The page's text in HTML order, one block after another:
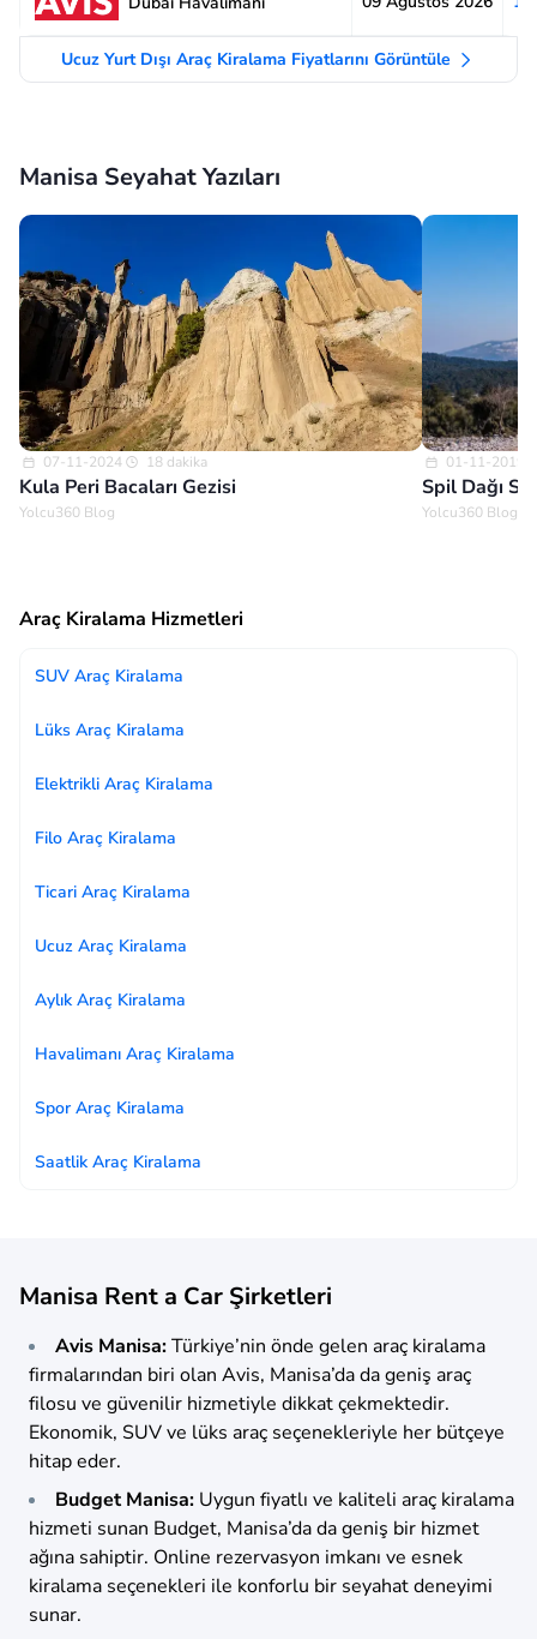
Ucuz Yurt Dışı Araç Kiralama Fiyatlarını Görüntüle
Manisa Seyahat Yazıları
07-11-2024 18 dakika
Kula Peri Bacaları Gezisi
Yolcu360 Blog
01-11-2019
Spil Dağı
Yolcu360 Blog
Araç Kiralama Hizmetleri
SUV Araç Kiralama
Lüks Araç Kiralama
Elektrikli Araç Kiralama
Filo Araç Kiralama
Ticari Araç Kiralama
Ucuz Araç Kiralama
Aylık Araç Kiralama
Havalimanı Araç Kiralama
Spor Araç Kiralama
Saatlik Araç Kiralama
Manisa Rent a Car Şirketleri
Avis Manisa:Türkiye’nin önde gelen araç kiralama
firmalarından biri olan Avis, Manisa’da da geniş araç
filosu ve güvenilir hizmetiyle dikkat çekmektedir.
Ekonomik, SUV ve lüks araç seçenekleriyle her bütçeye
hitap eder.
Budget Manisa: Uygun fiyatlı ve kaliteli araç kiralama
hizmeti sunan Budget, Manisa’da da geniş bir hizmet
ağına sahiptir. Online rezervasyon imkanı ve esnek
kiralama seçenekleri ile konforlu bir seyahat deneyimi
sunar.